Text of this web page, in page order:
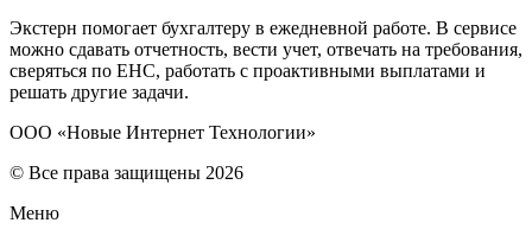
Экстерн помогает бухгалтеру в ежедневной работе. В сервисе
можно сдавать отчетность, вести учет, отвечать на требования,
сверяться по ЕНС, работать с проактивными выплатами и
решать другие задачи.
ООО «Новые Интернет Технологии»
© Все права защищены 2026
Меню